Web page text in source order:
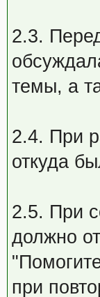
2.3.
темы, а
2.4. При
откуда
2.5. При
должно
при